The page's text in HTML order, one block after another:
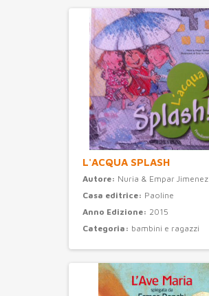
L'ACQUA SPLASH
Autore: Nuria & Empar Jimenez
Casa editrice: Paoline
Anno Edizione: 2015
Categoria: bambini e ragazzi